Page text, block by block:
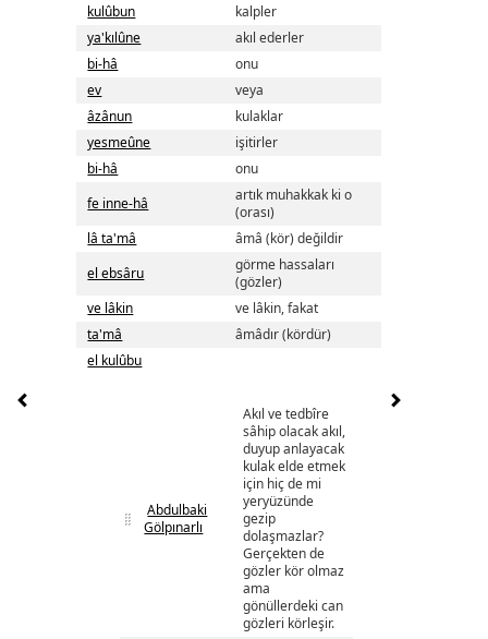
kulûbun
kalpler
ya'kılûne
akıl ederler
bi-hâ
onu
ev
veya
âzânun
kulaklar
yesmeûne
işitirler
bi-hâ
onu
fe inne-hâ
artık muhakkak ki o
(orası)
lâ ta'mâ
âmâ (kör) değildir
el ebsâru
görme hassaları
(gözler)
ve lâkin
ve lâkin, fakat
ta'mâ
âmâdır (kördür)
el kulûbu
Abdulbaki
Gölpınarlı
Akıl ve tedbîre
sâhip olacak akıl,
duyup anlayacak
kulak elde etmek
için hiç de mi
yeryüzünde
gezip
dolaşmazlar?
Gerçekten de
gözler kör olmaz
ama
gönüllerdeki can
gözleri körleşir.